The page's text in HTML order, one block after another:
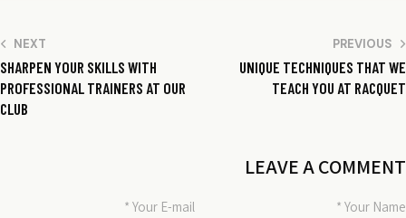
ניווט
PREVIOUS
UNIQUE TECHNIQUES THAT WE
TEACH YOU AT RACQUET
NEXT
SHARPEN YOUR SKILLS WITH
PROFESSIONAL TRAINERS AT OUR
CLUB
LEAVE A COMMENT